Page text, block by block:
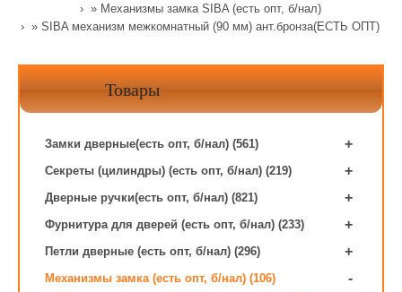
» Механизмы замка SIBA (есть опт, б/нал)
» SIBA механизм межкомнатный (90 мм) ант.бронза(ЕСТЬ ОПТ)
Товары
Замки дверные(есть опт, б/нал) (561) +
Секреты (цилиндры) (есть опт, б/нал) (219) +
Дверные ручки(есть опт, б/нал) (821) +
Фурнитура для дверей (есть опт, б/нал) (233) +
Петли дверные (есть опт, б/нал) (296) +
Механизмы замка (есть опт, б/нал) (106) -